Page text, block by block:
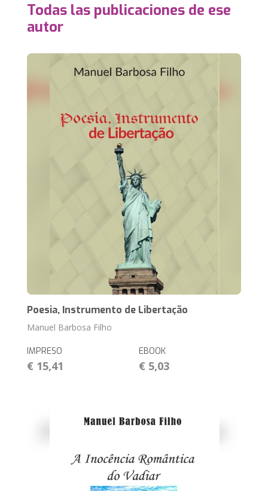
Todas las publicaciones de ese
autor
Poesia, Instrumento de Libertação
Manuel Barbosa Filho
IMPRESO
€ 15,41
EBOOK
€ 5,03